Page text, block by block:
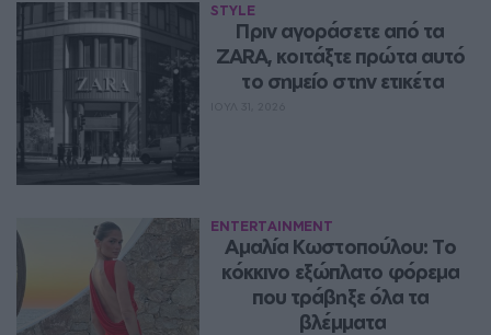
STYLE
Πριν αγοράσετε από τα
ZARA, κοιτάξτε πρώτα αυτό
το σημείο στην ετικέτα
ENTERTAINMENT
Αμαλία Κωστοπούλου: Το
κόκκινο εξώπλατο φόρεμα
που τράβηξε όλα τα
βλέμματα